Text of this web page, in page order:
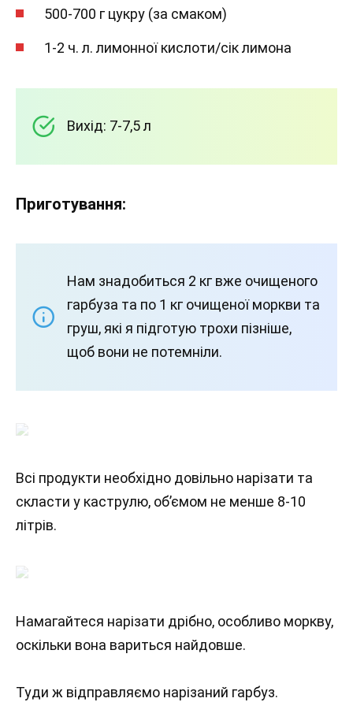
500-700 г цукру (за смаком)
1-2 ч. л. лимонної кислоти/сік лимона
Вихід: 7-7,5 л
Приготування:
Нам знадобиться 2 кг вже очищеного
гарбуза та по 1 кг очищеної моркви та
груш, які я підготую трохи пізніше,
щоб вони не потемніли.
Всі продукти необхідно довільно нарізати та
скласти у каструлю, об’ємом не менше 8-10
літрів.
Намагайтеся нарізати дрібно, особливо моркву,
оскільки вона вариться найдовше.
Туди ж відправляємо нарізаний гарбуз.